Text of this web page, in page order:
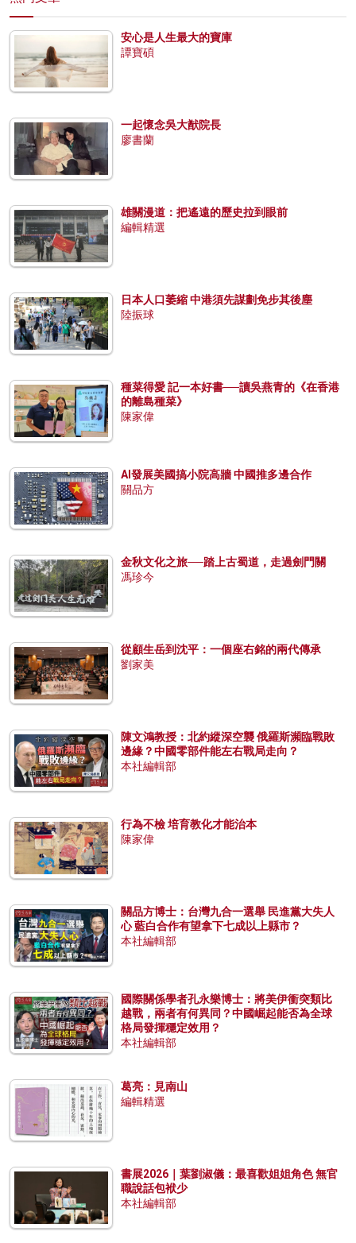
安心是人生最大的寶庫
譚寶碩
一起懷念吳大猷院長
廖書蘭
雄關漫道：把遙遠的歷史拉到眼前
編輯精選
日本人口萎縮 中港須先謀劃免步其後塵
陸振球
種菜得愛 記一本好書──讀吳燕青的《在香港
的離島種菜》
陳家偉
AI發展美國搞小院高牆 中國推多邊合作
關品方
金秋文化之旅──踏上古蜀道，走過劍門關
馮珍今
從顧生岳到沈平：一個座右銘的兩代傳承
劉家美
陳文鴻教授：北約縱深空襲 俄羅斯瀕臨戰敗
邊緣？中國零部件能左右戰局走向？
本社編輯部
行為不檢 培育教化才能治本
陳家偉
關品方博士：台灣九合一選舉 民進黨大失人
心 藍白合作有望拿下七成以上縣市？
本社編輯部
國際關係學者孔永樂博士：將美伊衝突類比
越戰，兩者有何異同？中國崛起能否為全球
格局發揮穩定效用？
本社編輯部
葛亮：見南山
編輯精選
書展2026｜葉劉淑儀：最喜歡姐姐角色 無官
職說話包袱少
本社編輯部